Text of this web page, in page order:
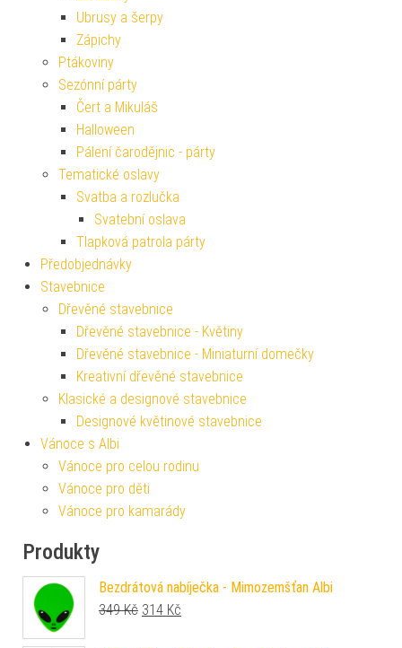
Ubrusy a šerpy
Zápichy
Ptákoviny
Sezónní párty
Čert a Mikuláš
Halloween
Pálení čarodějnic - párty
Tematické oslavy
Svatba a rozlučka
Svatební oslava
Tlapková patrola párty
Předobjednávky
Stavebnice
Dřevěné stavebnice
Dřevěné stavebnice - Květiny
Dřevěné stavebnice - Miniaturní domečky
Kreativní dřevěné stavebnice
Klasické a designové stavebnice
Designové květinové stavebnice
Vánoce s Albi
Vánoce pro celou rodinu
Vánoce pro děti
Vánoce pro kamarády
Produkty
Bezdrátová nabíječka - Mimozemšťan Albi
349Kč Původní cena byla: 349 Kč.
314 Kč